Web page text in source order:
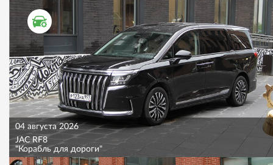
ТЕСТ ДРАЙВ
04 августа 2026
JAC RF8
"Корабль для дороги"